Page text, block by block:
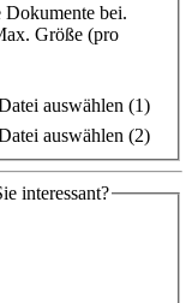
Dokumente bei.
Größe (pro
auswählen (1)
auswählen (2)
interessant?